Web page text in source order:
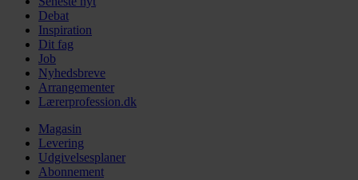
Debat
Inspiration
Dit fag
Job
Nyhedsbreve
Arrangementer
Lærerprofession.dk
Magasin
Levering
Udgivelsesplaner
Abonnement